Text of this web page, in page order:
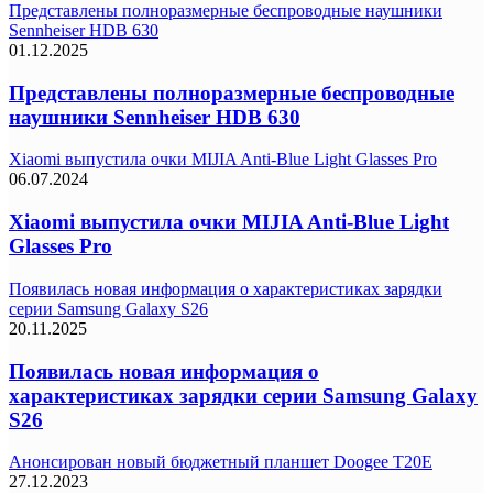
Представлены полноразмерные беспроводные наушники
Sennheiser HDB 630
01.12.2025
Представлены полноразмерные беспроводные
наушники Sennheiser HDB 630
Xiaomi выпустила очки MIJIA Anti-Blue Light Glasses Pro
06.07.2024
Xiaomi выпустила очки MIJIA Anti-Blue Light
Glasses Pro
Появилась новая информация о характеристиках зарядки
серии Samsung Galaxy S26
20.11.2025
Появилась новая информация о
характеристиках зарядки серии Samsung Galaxy
S26
Анонсирован новый бюджетный планшет Doogee T20E
27.12.2023